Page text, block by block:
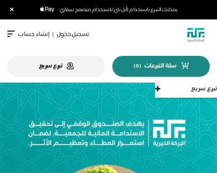
يمكنك التبرع باستخدام (أبل باي) باستخدام متصفح سفاري ×
تبرع سريع
تسجيل دخول | إنشاء حساب
سلة التبرعات (
0
) تبرع سريع